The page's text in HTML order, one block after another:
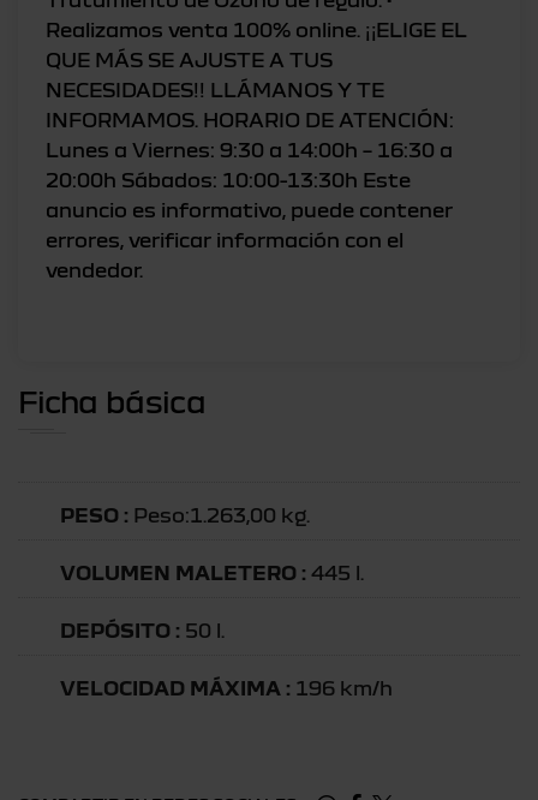
Realizamos venta 100% online. ¡¡ELIGE EL
QUE MÁS SE AJUSTE A TUS
NECESIDADES!! LLÁMANOS Y TE
INFORMAMOS. HORARIO DE ATENCIÓN:
Lunes a Viernes: 9:30 a 14:00h – 16:30 a
20:00h Sábados: 10:00-13:30h Este
anuncio es informativo, puede contener
errores, verificar información con el
vendedor.
Ficha básica
PESO : Peso:1.263,00 kg.
VOLUMEN MALETERO : 445 l.
DEPÓSITO : 50 l.
VELOCIDAD MÁXIMA : 196 km/h